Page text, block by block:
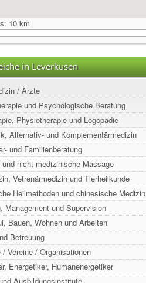
10 km
in Leverkusen
/ Ärzte
und Psychologische Beratung
Physiotherapie und Logopädie
Alternativ- und Komplementärmedizin
und Familienberatung
nicht medizinische Massage
Vetrenärmedizin und Tierheilkunde
Heilmethoden und chinesische Medizin
Management und Supervision
Bauen, Wohnen und Arbeiten
Betreuung
/ Vereine / Organisationen
Energetiker, Humanenergetiker